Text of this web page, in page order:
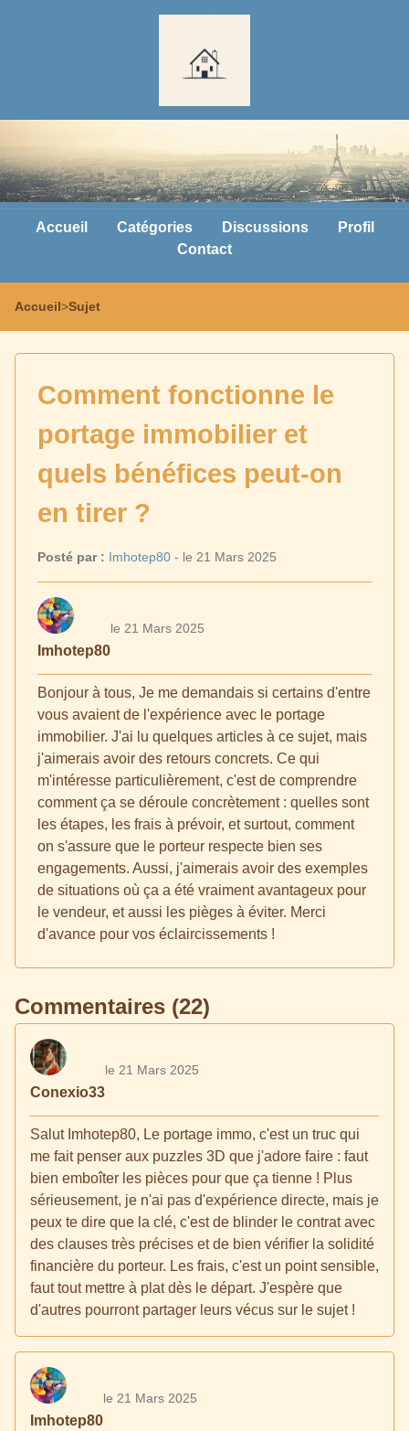
Accueil Catégories Discussions
Profil
Contact
Accueil>Sujet
Comment fonctionne le
portage immobilier et
quels bénéfices peut-on
en tirer ?
Posté par : Imhotep80 - le 21 Mars 2025
Imhotep80
le 21 Mars 2025
Bonjour à tous, Je me demandais si certains d'entre
vous avaient de l'expérience avec le portage
immobilier. J'ai lu quelques articles à ce sujet, mais
j'aimerais avoir des retours concrets. Ce qui
m'intéresse particulièrement, c'est de comprendre
comment ça se déroule concrètement : quelles sont
les étapes, les frais à prévoir, et surtout, comment
on s'assure que le porteur respecte bien ses
engagements. Aussi, j'aimerais avoir des exemples
de situations où ça a été vraiment avantageux pour
le vendeur, et aussi les pièges à éviter. Merci
d'avance pour vos éclaircissements !
Commentaires (22)
Conexio33
le 21 Mars 2025
Salut Imhotep80, Le portage immo, c'est un truc qui
me fait penser aux puzzles 3D que j'adore faire : faut
bien emboîter les pièces pour que ça tienne ! Plus
sérieusement, je n'ai pas d'expérience directe, mais je
peux te dire que la clé, c'est de blinder le contrat avec
des clauses très précises et de bien vérifier la solidité
financière du porteur. Les frais, c'est un point sensible,
faut tout mettre à plat dès le départ. J'espère que
d'autres pourront partager leurs vécus sur le sujet !
Imhotep80
le 21 Mars 2025